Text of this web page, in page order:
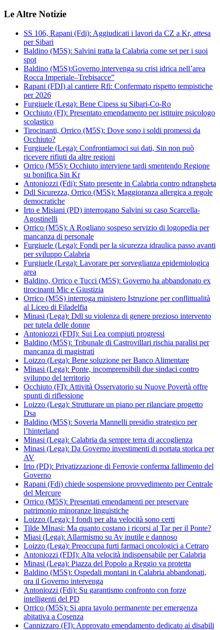
Le Altre Notizie
SS 106, Rapani (Fdi): Aggiudicati i lavori da CZ a Kr, attesa
per Sibari
Baldino (M5S): Salvini tratta la Calabria come set per i suoi
spot
Baldino (M5S):Governo intervenga su crisi idrica nell’area
Rocca Imperiale–Trebisacce”
Rapani (FDI) al cantiere Rfi: Confermato rispetto tempistiche
per 2026
Furgiuele (Lega): Bene Cipess su Sibari-Co-Ro
Occhiuto (FI): Presentato emendamento per istituire psicologo
scolastico
Tirocinanti, Orrico (M5S): Dove sono i soldi promessi da
Occhiuto?
Furgiuele (Lega): Confrontiamoci sui dati, Sin non può
ricevere rifiuti da altre regioni
Orrico (M5S): Occhiuto interviene tardi smentendo Regione
su bonifica Sin Kr
Antoniozzi (Fdi): Stato presente in Calabria contro ndrangheta
Ddl Sicurezza, Orrico (M5S): Maggioranza allergica a regole
democratiche
Irto e Misiani (PD) interrogano Salvini su caso Scarcella-
Agostinelli
Orrico (M5S): A Rogliano sospeso servizio di logopedia per
mancanza di personale
Furgiuele (Lega): Fondi per la sicurezza idraulica passo avanti
per sviluppo Calabria
Furgiuele (Lega): Lavorare per sorveglianza epidemiologica
area
Baldino, Orrico e Tucci (M5S): Governo ha abbandonato ex
tirocinanti Mic e Giustizia
Orrico (M5S) interroga ministero Istruzione per conflittualità
al Liceo di Filadelfia
Minasi (Lega): Ddl su violenza di genere prezioso intervento
per tutela delle donne
Antoniozzi (FDI): Sui Lea compiuti progressi
Baldino (M5S): Tribunale di Castrovillari rischia paralisi per
mancanza di magistrati
Loizzo (Lega): Bene soluzione per Banco Alimentare
Minasi (Lega): Ponte, incomprensibili due sindaci contro
sviluppo del territorio
Occhiuto (FI): Attività Osservatorio su Nuove Povertà offre
spunti di riflessione
Loizzo (Lega): Strutturare un piano per rilanciare progetto
Dsa
Baldino (M5S): Soveria Mannelli presidio strategico per
l’hinterland
Minasi (Lega): Calabria da sempre terra di accoglienza
Minasi (Lega): Da Governo investimenti di portata storica per
AV
Irto (PD): Privatizzazione di Ferrovie conferma fallimento del
Governo
Rapani (Fdi) chiede sospensione provvedimento per Centrale
del Mercure
Orrico (M5S): Presentati emendamenti per preservare
patrimonio minoranze linguistiche
Loizzo (Lega): I fondi per alta velocità sono certi
Tilde MInasi: Ma quanto costano i ricorsi al Tar per il Ponte?
Miasi (Lega): Allarmismo su Av inutile e dannoso
Loizzo (Lega): Preoccupa furti farmaci oncologici a Cetraro
Antoniozzi (FDI): Alta velocità indispensabile per Calabria
Minasi (Lega): Piazza del Popolo a Reggio va protetta
Baldino (M5S): Ospedali montani in Calabria abbandonati,
ora il Governo intervenga
Antoniozzi (Fdi): Su garantismo confronto con forze
intelligenti del PD
Orrico (M5S): Si apra tavolo permanente per emergenza
abitativa a Cosenza
Cannizzaro (FI): Approvato emendamento dedicato ai disabili